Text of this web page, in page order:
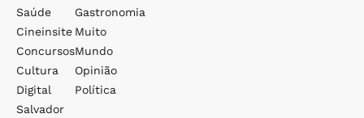
Saúde
Cineinsite
Concursos
Cultura
Digital
Salvador
Gastronomia
Muito
Mundo
Opinião
Política